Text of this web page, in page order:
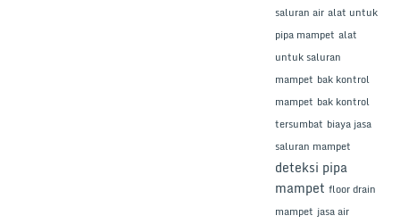
saluran air alat untuk
pipa mampet alat
untuk saluran
mampet bak kontrol
mampet bak kontrol
tersumbat biaya jasa
saluran mampet
deteksi pipa
mampet floor drain
mampet jasa air